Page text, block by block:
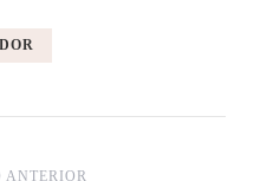
ANTERIOR